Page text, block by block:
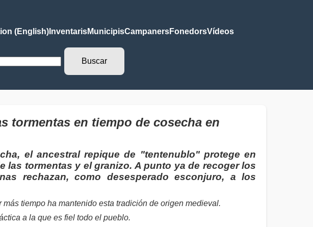
(English)InventarisMunicipisCampanersFonedorsVídeos
tormentas en tiempo de cosecha en
el ancestral repique de "tentenublo" protege en
las tormentas y el granizo. A punto ya de recoger los
rechazan, como desesperado esconjuro, a los
tiempo ha mantenido esta tradición de origen medieval.
a la que es fiel todo el pueblo.